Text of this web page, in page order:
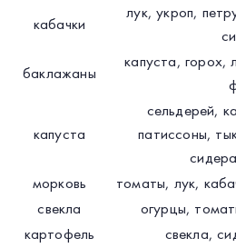
кабачки
лук, укроп,
баклажаны
капуста, горох,
капуста
сельдерей,
патиссоны,
морковь
томаты, лук,
свекла
огурцы,
картофель
свекла,